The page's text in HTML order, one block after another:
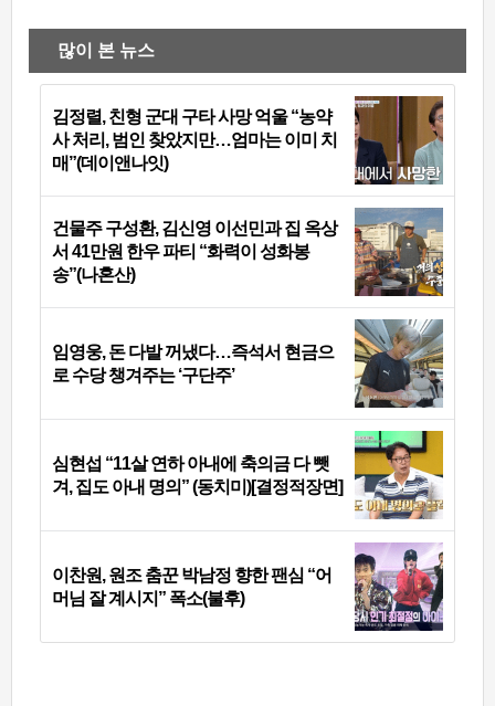
많이 본 뉴스
김정렬, 친형 군대 구타 사망 억울 “농약
사 처리, 범인 찾았지만…엄마는 이미 치
매”(데이앤나잇)
건물주 구성환, 김신영 이선민과 집 옥상
서 41만원 한우 파티 “화력이 성화봉
송”(나혼산)
임영웅, 돈 다발 꺼냈다…즉석서 현금으
로 수당 챙겨주는 ‘구단주’
심현섭 “11살 연하 아내에 축의금 다 뺏
겨, 집도 아내 명의” (동치미)[결정적장면]
이찬원, 원조 춤꾼 박남정 향한 팬심 “어
머님 잘 계시지” 폭소(불후)